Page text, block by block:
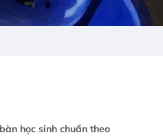
học sinh chuẩn theo